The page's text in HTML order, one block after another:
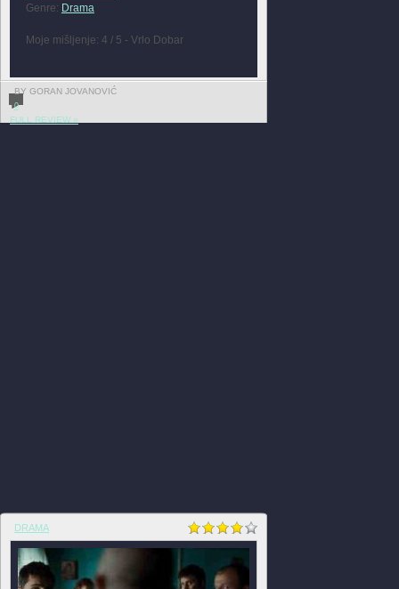
Genre: Drama
Moje mišljenje: 4 / 5 - Vrlo Dobar
BY GORAN JOVANOVIĆ
0
FULL REVIEW »
DRAMA